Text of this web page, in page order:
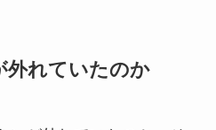
外れていたのか